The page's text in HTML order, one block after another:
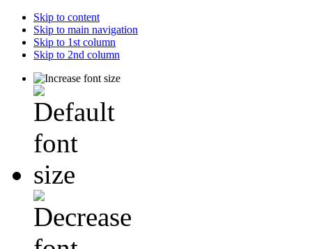
Skip to content
Skip to main navigation
Skip to 1st column
Skip to 2nd column